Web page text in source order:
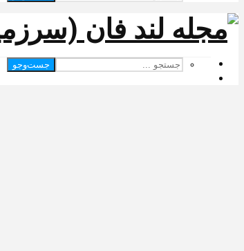
جست‌وجو